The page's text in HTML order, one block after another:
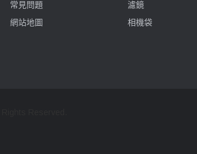
常見問題
網站地圖
濾鏡
相機袋